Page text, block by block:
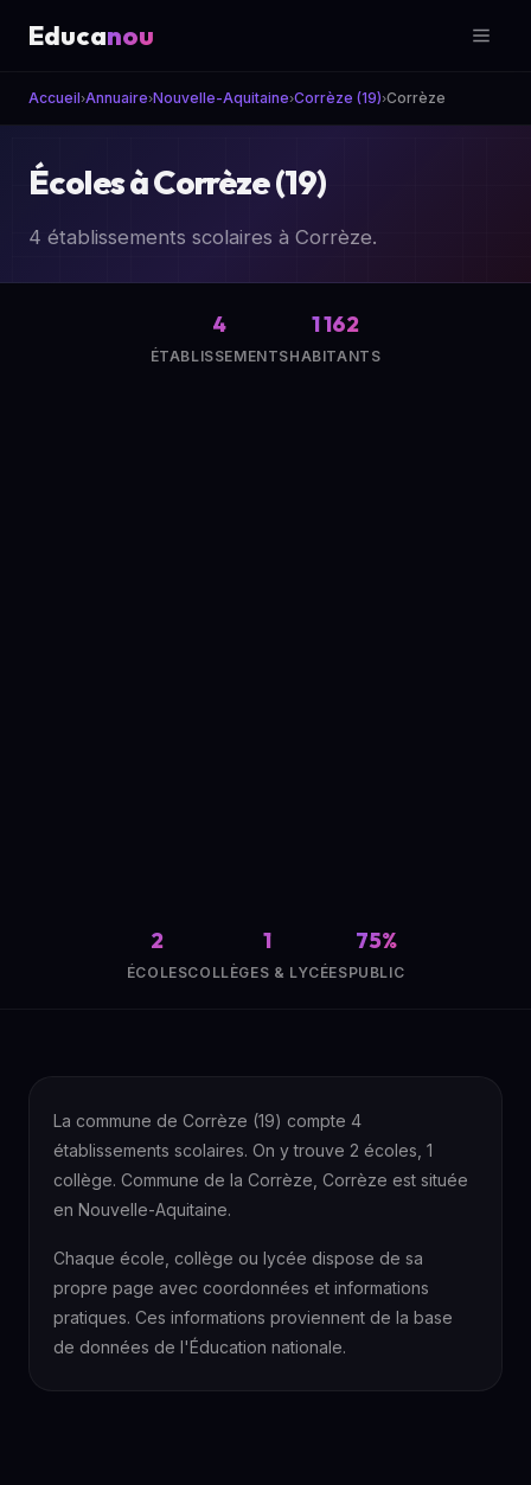
Educanou
Accueil›Annuaire›Nouvelle-Aquitaine›Corrèze (19)›Corrèze
Écoles à Corrèze (19)
4 établissements scolaires à Corrèze.
4
ÉTABLISSEMENTS
1 162
HABITANTS
2
ÉCOLES
1
COLLÈGES & LYCÉES
75%
PUBLIC
La commune de Corrèze (19) compte 4
établissements scolaires. On y trouve 2 écoles, 1
collège. Commune de la Corrèze, Corrèze est située
en Nouvelle-Aquitaine.
Chaque école, collège ou lycée dispose de sa
propre page avec coordonnées et informations
pratiques. Ces informations proviennent de la base
de données de l'Éducation nationale.